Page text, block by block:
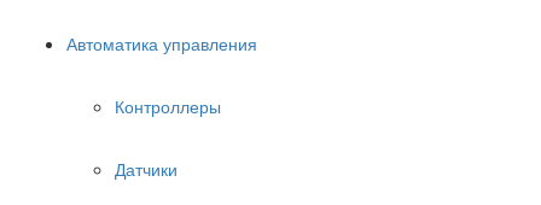
Автоматика управления
Контроллеры
Датчики